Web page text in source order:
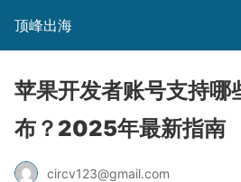
顶峰出海
苹果开发者账号支持哪
布？2025年最新指南
circv123@gmail.com